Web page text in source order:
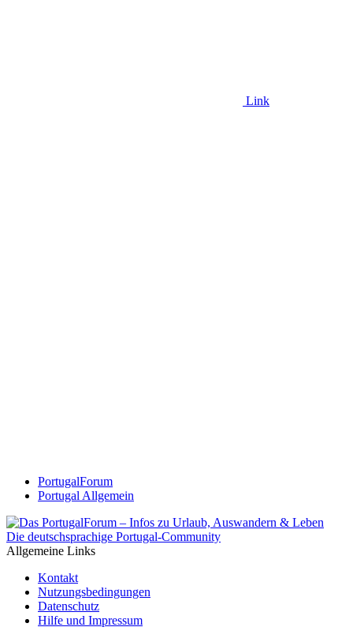
Link
PortugalForum
Portugal Allgemein
Die deutschsprachige Portugal-Community
Allgemeine Links
Kontakt
Nutzungsbedingungen
Datenschutz
Hilfe und Impressum